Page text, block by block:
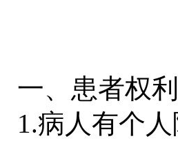
一、患者权利
1.病人有个